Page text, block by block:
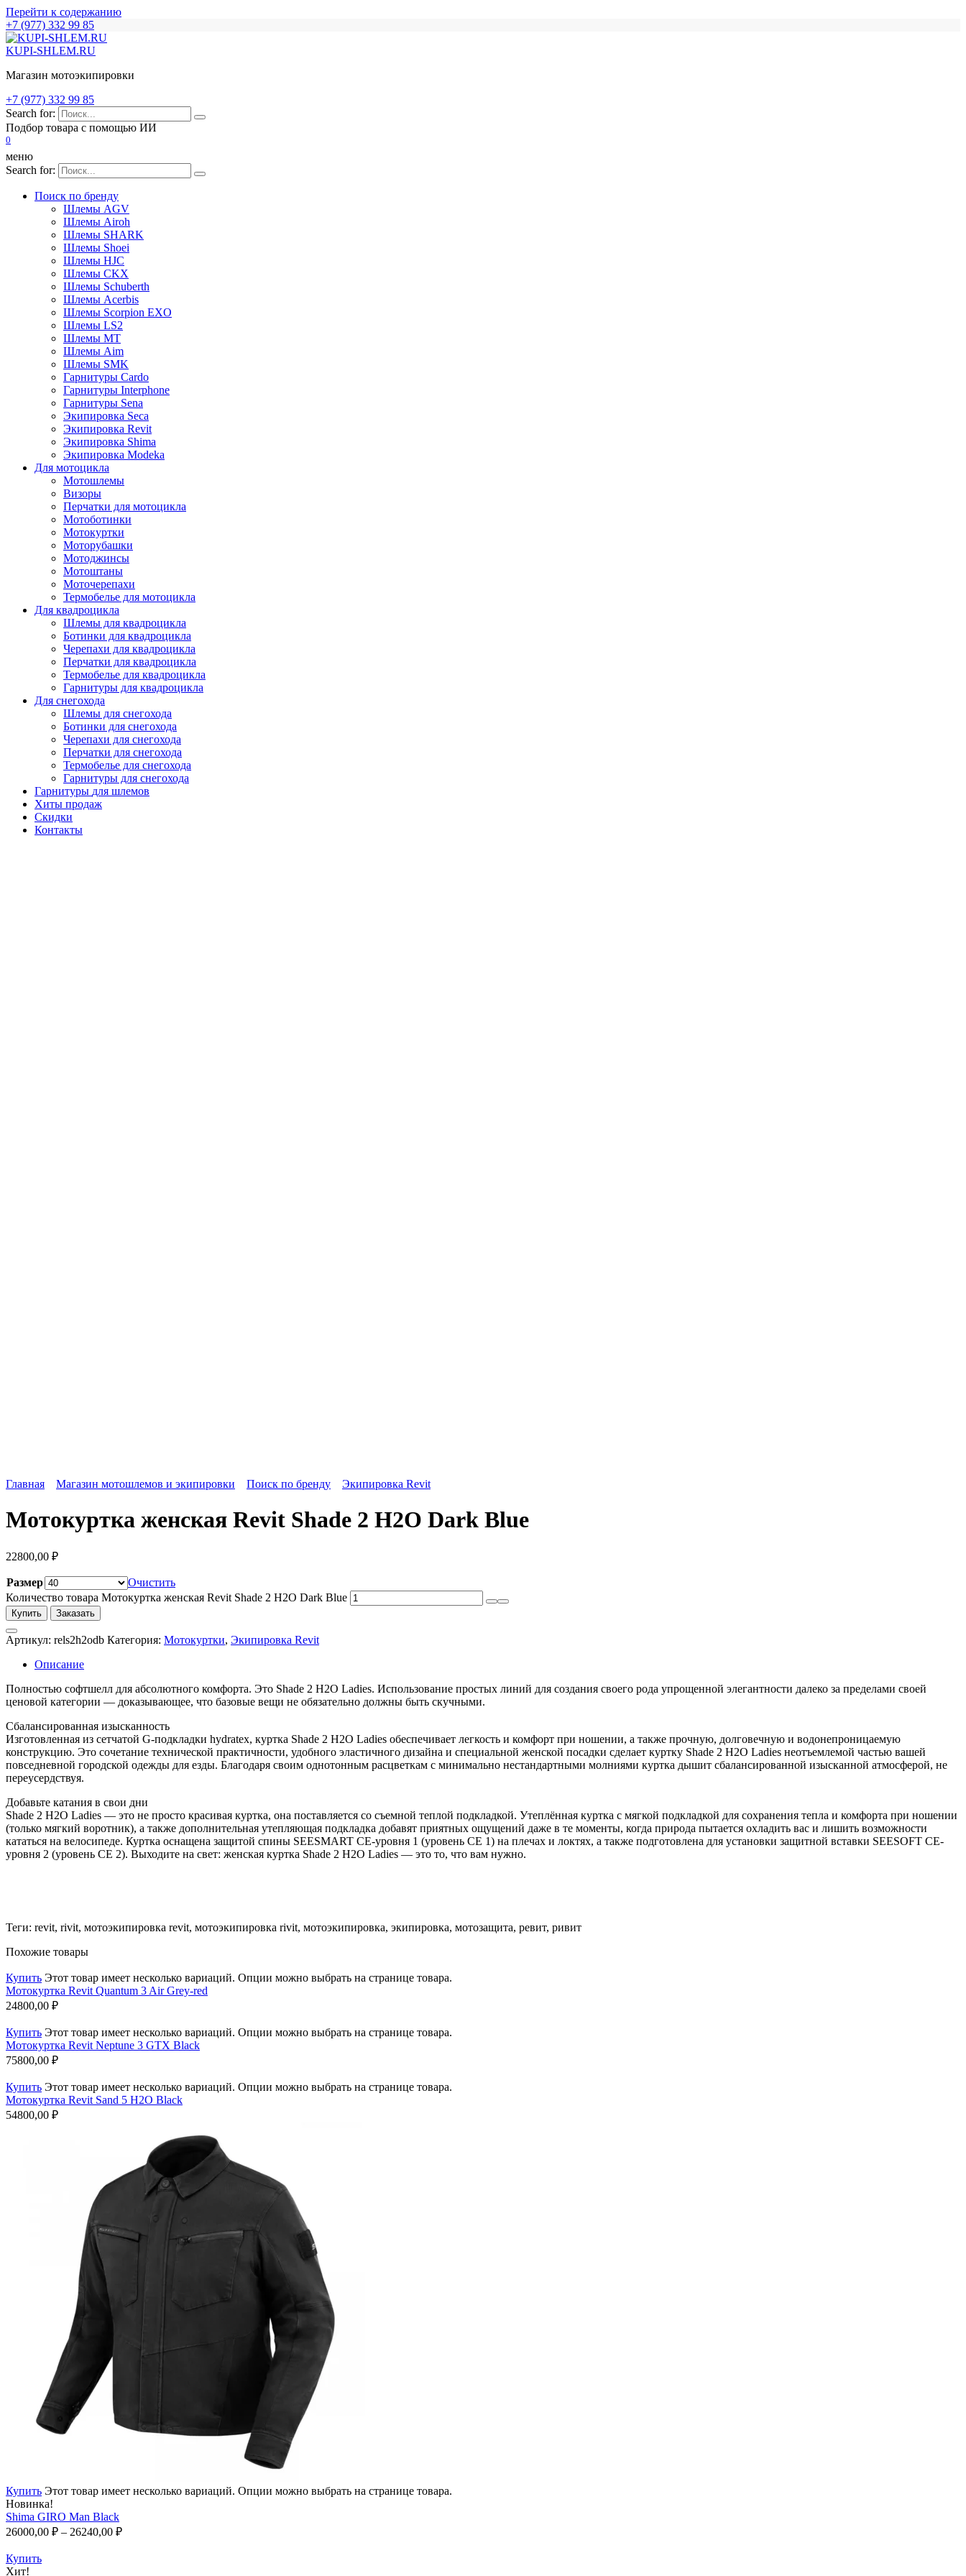
Перейти к содержанию
+7 (977) 332 99 85
KUPI-SHLEM.RU
Магазин мотоэкипировки
+7 (977) 332 99 85
Search for:
Подбор товара с помощью ИИ
0
меню
Search for:
Поиск по бренду
Шлемы AGV
Шлемы Airoh
Шлемы SHARK
Шлемы Shoei
Шлемы HJC
Шлемы CKX
Шлемы Schuberth
Шлемы Acerbis
Шлемы Scorpion EXO
Шлемы LS2
Шлемы MT
Шлемы Aim
Шлемы SMK
Гарнитуры Cardo
Гарнитуры Interphone
Гарнитуры Sena
Экипировка Seca
Экипировка Revit
Экипировка Shima
Экипировка Modeka
Для мотоцикла
Мотошлемы
Визоры
Перчатки для мотоцикла
Мотоботинки
Мотокуртки
Моторубашки
Мотоджинсы
Мотоштаны
Моточерепахи
Термобелье для мотоцикла
Для квадроцикла
Шлемы для квадроцикла
Ботинки для квадроцикла
Черепахи для квадроцикла
Перчатки для квадроцикла
Термобелье для квадроцикла
Гарнитуры для квадроцикла
Для снегохода
Шлемы для снегохода
Ботинки для снегохода
Черепахи для снегохода
Перчатки для снегохода
Термобелье для снегохода
Гарнитуры для снегохода
Гарнитуры для шлемов
Хиты продаж
Скидки
Контакты
Главная Магазин мотошлемов и экипировки Поиск по бренду Экипировка Revit
Мотокуртка женская Revit Shade 2 H2O Dark Blue
22800,00 ₽
Размер
Очистить
Количество товара Мотокуртка женская Revit Shade 2 H2O Dark Blue
Купить Заказать
Артикул: rels2h2odb Категория: Мотокуртки, Экипировка Revit
Описание
Полностью софтшелл для абсолютного комфорта. Это Shade 2 H2O Ladies. Использование простых линий для создания своего рода упрощенной элегантности далеко за пределами своей
ценовой категории — доказывающее, что базовые вещи не обязательно должны быть скучными.
Сбалансированная изысканность
Изготовленная из сетчатой ​​G-подкладки hydratex, куртка Shade 2 H2O Ladies обеспечивает легкость и комфорт при ношении, а также прочную, долговечную и водонепроницаемую
конструкцию. Это сочетание технической практичности, удобного эластичного дизайна и специальной женской посадки сделает куртку Shade 2 H2O Ladies неотъемлемой частью вашей
повседневной городской одежды для езды. Благодаря своим однотонным расцветкам с минимально нестандартными молниями куртка дышит сбалансированной изысканной атмосферой, не
переусердствуя.
Добавьте катания в свои дни
Shade 2 H2O Ladies — это не просто красивая куртка, она поставляется со съемной теплой подкладкой. Утеплённая куртка с мягкой подкладкой для сохранения тепла и комфорта при ношении
(только мягкий воротник), а также дополнительная утепляющая подкладка добавят приятных ощущений даже в те моменты, когда природа пытается охладить вас и лишить возможности
кататься на велосипеде. Куртка оснащена защитой спины SEESMART CE-уровня 1 (уровень CE 1) на плечах и локтях, а также подготовлена ​​для установки защитной вставки SEESOFT CE-
уровня 2 (уровень CE 2). Выходите на свет: женская куртка Shade 2 H2O Ladies — это то, что вам нужно.
Теги: revit, rivit, мотоэкипировка revit, мотоэкипировка rivit, мотоэкипировка, экипировка, мотозащита, ревит, ривит
Похожие товары
Купить Этот товар имеет несколько вариаций. Опции можно выбрать на странице товара.
Мотокуртка Revit Quantum 3 Air Grey-red
24800,00 ₽
Купить Этот товар имеет несколько вариаций. Опции можно выбрать на странице товара.
Мотокуртка Revit Neptune 3 GTX Black
75800,00 ₽
Купить Этот товар имеет несколько вариаций. Опции можно выбрать на странице товара.
Мотокуртка Revit Sand 5 H2O Black
54800,00 ₽
Купить Этот товар имеет несколько вариаций. Опции можно выбрать на странице товара.
Новинка!
Shima GIRO Man Black
26000,00 ₽ – 26240,00 ₽
Купить
Хит!